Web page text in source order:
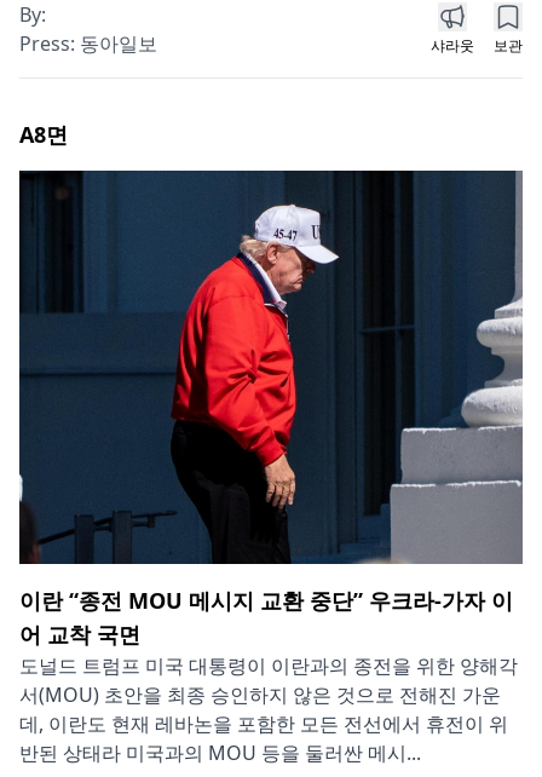
By:
Press: 동아일보 샤라웃 보관
A8면
이란 “종전 MOU 메시지 교환 중단” 우크라-가자 이
어 교착 국면
도널드 트럼프 미국 대통령이 이란과의 종전을 위한 양해각
서(MOU) 초안을 최종 승인하지 않은 것으로 전해진 가운
데, 이란도 현재 레바논을 포함한 모든 전선에서 휴전이 위
반된 상태라 미국과의 MOU 등을 둘러싼 메시...